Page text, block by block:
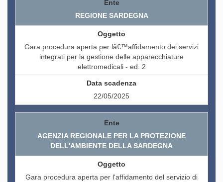
REGIONE SARDEGNA
Gara procedura aperta per lâ€™affidamento dei servizi
integrati per la gestione delle apparecchiature
elettromedicali - ed. 2
22/05/2025
AGENZIA REGIONALE PER LA PROTEZIONE
DELL'AMBIENTE DELLA SARDEGNA
Gara procedura aperta per l'affidamento del servizio di